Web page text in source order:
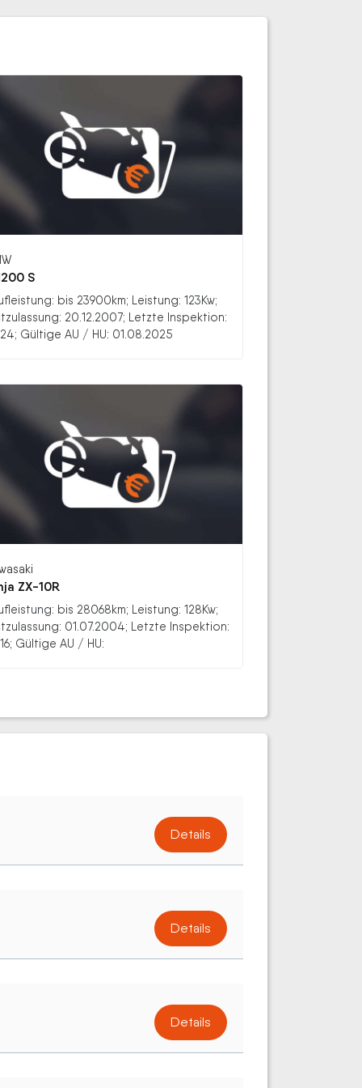
S
bis 23900km; Leistung: 123Kw;
20.12.2007; Letzte Inspektion:
Gültige AU / HU: 01.08.2025
ZX-10R
bis 28068km; Leistung: 128Kw;
01.07.2004; Letzte Inspektion:
Gültige AU / HU:
Details
Details
Details